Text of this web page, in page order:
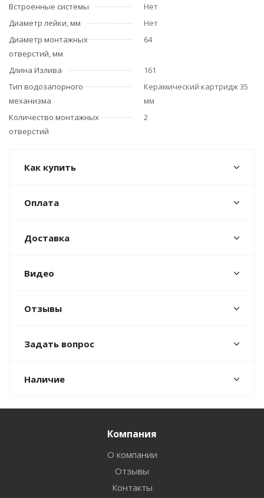
Встроенные системы
Нет
Диаметр лейки, мм
Нет
Диаметр монтажных
отверстий, мм
64
Длина Излива
161
Тип водозапорного
механизма
Керамический картридж 35
мм
Количество монтажных
отверстий
2
Как купить
Оплата
Доставка
Видео
Отзывы
Задать вопрос
Наличие
Компания
О компании
Отзывы
Контакты